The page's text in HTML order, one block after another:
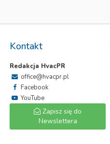
Kontakt
Redakcja HvacPR
office@hvacpr.pl
Facebook
YouTube
Zapisz się do
Newslettera